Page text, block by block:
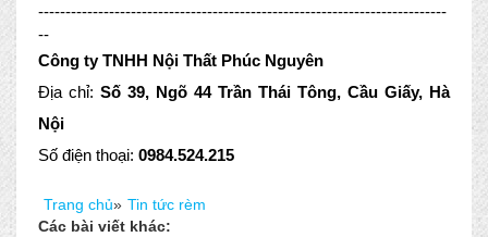
---------------------------------------------------------------------------
--
Công ty TNHH Nội Thất Phúc Nguyên
Địa chỉ: Số 39, Ngõ 44 Trần Thái Tông, Cầu Giấy, Hà
Nội
Số điện thoại: 0984.524.215
Trang chủ» Tin tức rèm
Các bài viết khác: